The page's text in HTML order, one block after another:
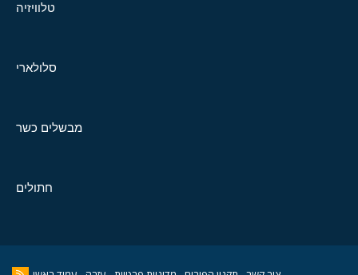
טלוויזיה
סלולארי
מבשלים כשר
חתולים